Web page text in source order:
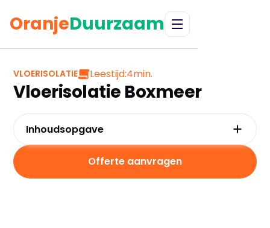
OranjeDuurzaam
VLOERISOLATIE Leestijd:4min.
Vloerisolatie Boxmeer
Inhoudsopgave
Waarom kiezen voor vloerisolatie in Boxmeer?
Kosten en besparingen
Subsidies in Boxmeer
Offerte aanvragen